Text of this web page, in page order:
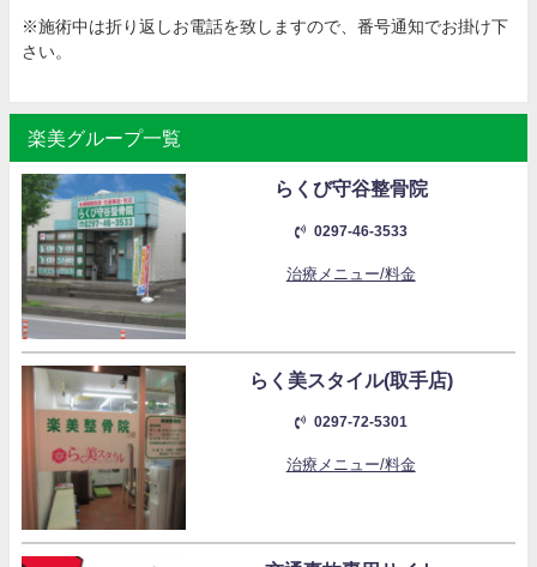
※施術中は折り返しお電話を致しますので、番号通知でお掛け下
さい。
楽美グループ一覧
らくび守谷整骨院
0297-46-3533
治療メニュー/料金
らく美スタイル(取手店)
0297-72-5301
治療メニュー/料金